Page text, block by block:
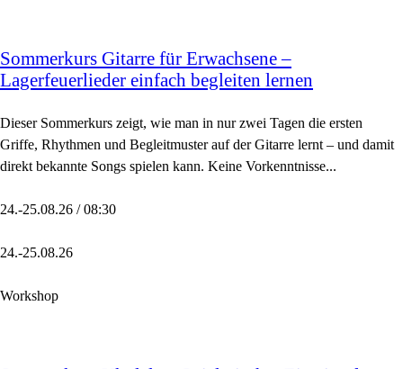
Sommerkurs Gitarre für Erwachsene –
Lagerfeuerlieder einfach begleiten lernen
Dieser Sommerkurs zeigt, wie man in nur zwei Tagen die ersten
Griffe, Rhythmen und Begleitmuster auf der Gitarre lernt – und damit
direkt bekannte Songs spielen kann. Keine Vorkenntnisse...
24.-25.08.26 / 08:30
24.-25.08.26
Workshop